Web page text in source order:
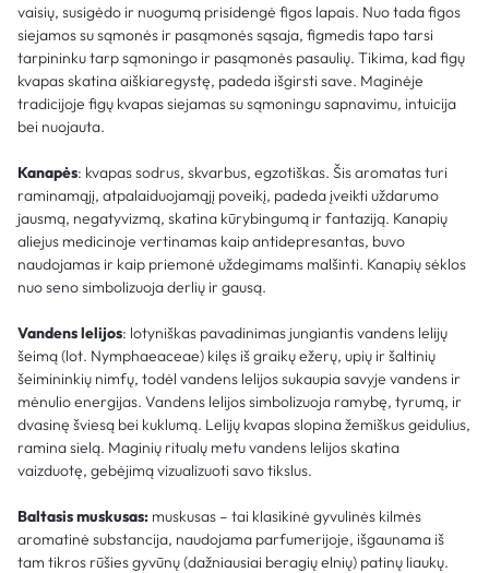
vaisių, susigėdo ir nuogumą prisidengė figos lapais. Nuo tada figos
siejamos su sąmonės ir pasąmonės sąsaja, figmedis tapo tarsi
tarpininku tarp sąmoningo ir pasąmonės pasaulių. Tikima, kad figų
kvapas skatina aiškiaregystę, padeda išgirsti save. Maginėje
tradicijoje figų kvapas siejamas su sąmoningu sapnavimu, intuicija
bei nuojauta.
Kanapės: kvapas sodrus, skvarbus, egzotiškas. Šis aromatas turi
raminamąjį, atpalaiduojamąjį poveikį, padeda įveikti uždarumo
jausmą, negatyvizmą, skatina kūrybingumą ir fantaziją. Kanapių
aliejus medicinoje vertinamas kaip antidepresantas, buvo
naudojamas ir kaip priemonė uždegimams malšinti. Kanapių sėklos
nuo seno simbolizuoja derlių ir gausą.
Vandens lelijos: lotyniškas pavadinimas jungiantis vandens lelijų
šeimą (lot. Nymphaeaceae) kilęs iš graikų ežerų, upių ir šaltinių
šeimininkių nimfų, todėl vandens lelijos sukaupia savyje vandens ir
mėnulio energijas. Vandens lelijos simbolizuoja ramybę, tyrumą, ir
dvasinę šviesą bei kuklumą. Lelijų kvapas slopina žemiškus geidulius,
ramina sielą. Maginių ritualų metu vandens lelijos skatina
vaizduotę, gebėjimą vizualizuoti savo tikslus.
Baltasis muskusas: muskusas – tai klasikinė gyvulinės kilmės
aromatinė substancija, naudojama parfumerijoje, išgaunama iš
tam tikros rūšies gyvūnų (dažniausiai beragių elnių) patinų liaukų.